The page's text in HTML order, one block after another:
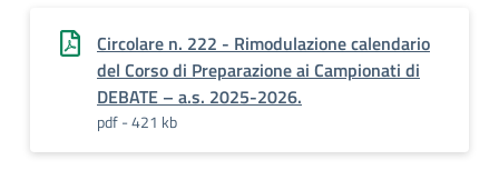
Circolare n. 222 - Rimodulazione calendario
del Corso di Preparazione ai Campionati di
DEBATE – a.s. 2025-2026.
pdf - 421 kb